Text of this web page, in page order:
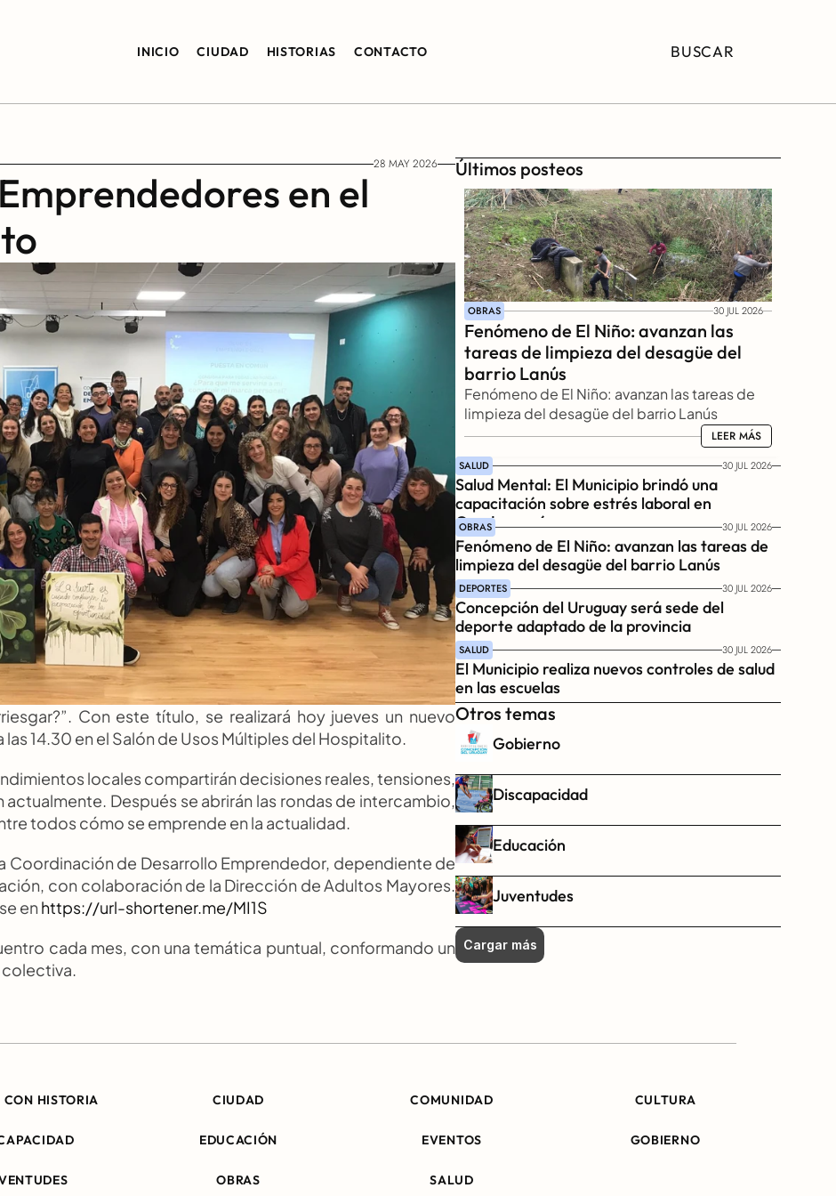
INICIO CIUDAD HISTORIAS CONTACTO BUSCAR
28 MAY 2026
en el
Con este título, se realizará hoy jueves un nuevo
14.30 en el Salón de Usos Múltiples del Hospitalito.
locales compartirán decisiones reales, tensiones,
Después se abrirán las rondas de intercambio,
todos cómo se emprende en la actualidad.
Coordinación de Desarrollo Emprendedor, dependiente de
con colaboración de la Dirección de Adultos Mayores.
en https://url-shortener.me/MI1S
cada mes, con una temática puntual, conformando un
Últimos posteos
OBRAS 30 JUL 2026
Fenómeno de El Niño: avanzan las
tareas de limpieza del desagüe del
barrio Lanús
Fenómeno de El Niño: avanzan las tareas de
limpieza del desagüe del barrio Lanús
LEER MÁS
LEER MÁS
SALUD 30 JUL 2026
Salud Mental: El Municipio brindó una
capacitación sobre estrés laboral en
Gendarmería
OBRAS 30 JUL 2026
Fenómeno de El Niño: avanzan las tareas de
limpieza del desagüe del barrio Lanús
DEPORTES 30 JUL 2026
Concepción del Uruguay será sede del
deporte adaptado de la provincia
SALUD 30 JUL 2026
El Municipio realiza nuevos controles de salud
en las escuelas
Otros temas
Gobierno
Discapacidad
Educación
Juventudes
Cargar más
CON HISTORIA CIUDAD COMUNIDAD CULTURA
EDUCACIÓN EVENTOS GOBIERNO
OBRAS SALUD